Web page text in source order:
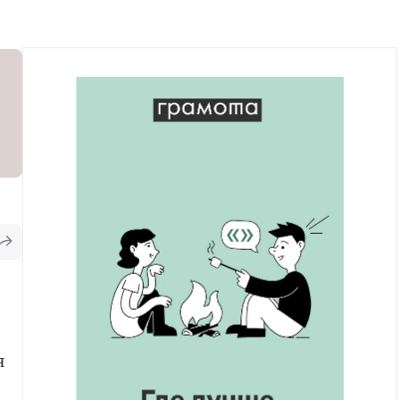
Правила русского языка: от азов до тонкостей
Интерактивные упражнения: от простого к
Учебники и справочники